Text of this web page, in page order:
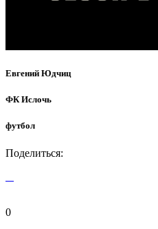
Евгений Юдчиц
ФК Ислочь
футбол
Поделиться:
0